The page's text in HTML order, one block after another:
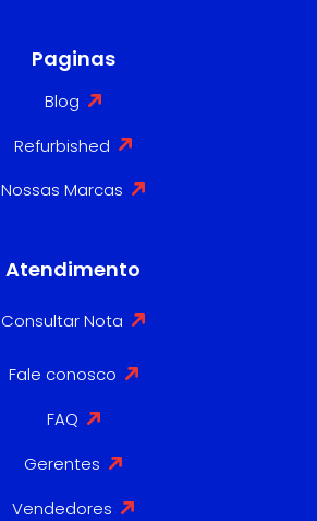
Paginas
Blog
Refurbished
Nossas Marcas
Atendimento
Consultar Nota
Fale conosco
FAQ
Gerentes
Vendedores